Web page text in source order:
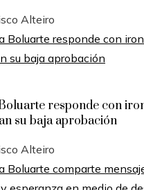
Alteiro
responde con
su baja aprobación
Alteiro